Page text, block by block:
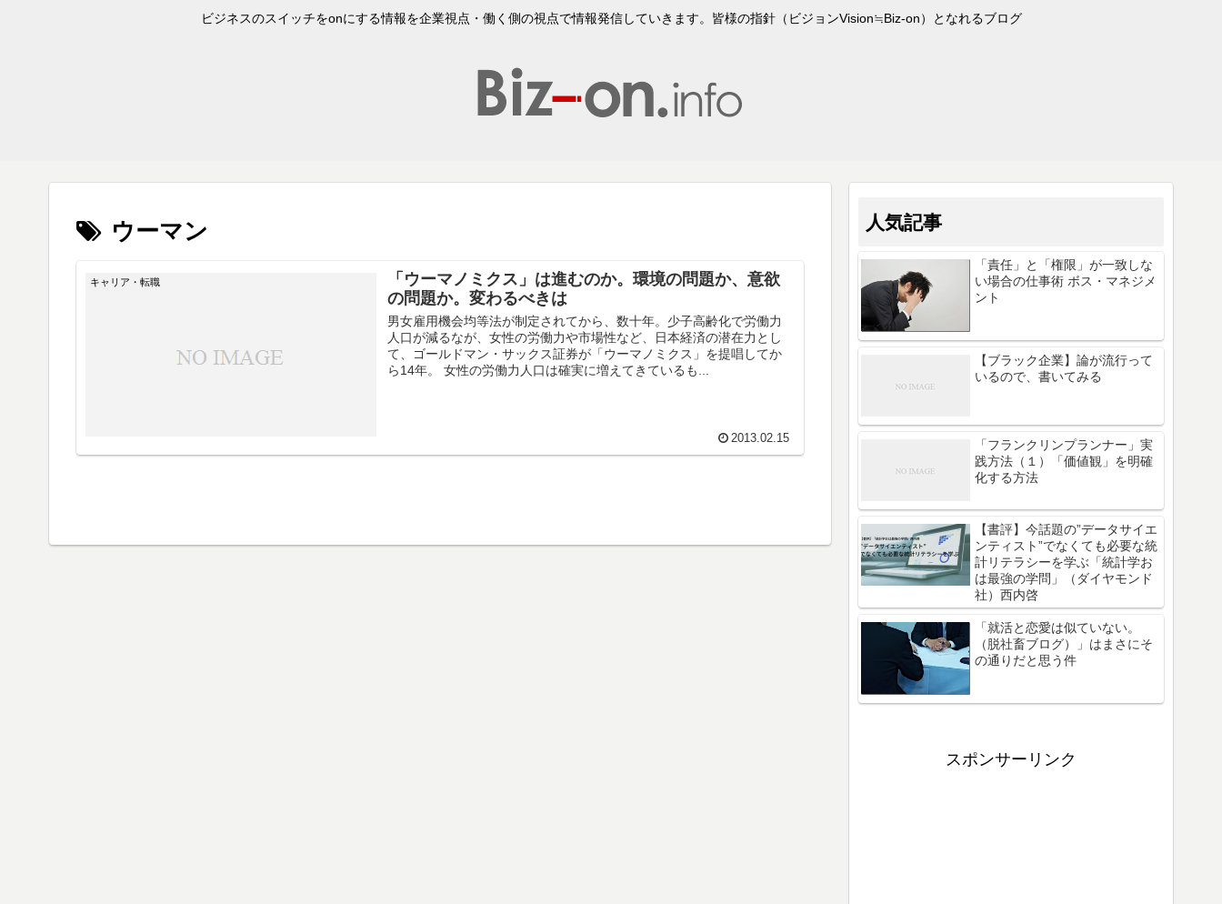
ビジネスのスイッチをonにする情報を企業視点・働く側の視点で情報発信していきます。皆様の指針（ビジョンVision≒Biz-on）となれるブログ
ウーマン
キャリア・転職
「ウーマノミクス」は進むのか。環境の問題か、意欲
の問題か。変わるべきは
男女雇用機会均等法が制定されてから、数十年。少子高齢化で労働力
人口が減るなが、女性の労働力や市場性など、日本経済の潜在力とし
て、ゴールドマン・サックス証券が「ウーマノミクス」を提唱してか
ら14年。 女性の労働力人口は確実に増えてきているも...
2013.02.15
人気記事
「責任」と「権限」が一致しな
い場合の仕事術 ボス・マネジメ
ント
【ブラック企業】論が流行って
いるので、書いてみる
「フランクリンプランナー」実
践方法（１）「価値観」を明確
化する方法
【書評】今話題の”データサイエ
ンティスト”でなくても必要な統
計リテラシーを学ぶ「統計学お
は最強の学問」（ダイヤモンド
社）西内啓
「就活と恋愛は似ていない。
（脱社畜ブログ）」はまさにそ
の通りだと思う件
スポンサーリンク